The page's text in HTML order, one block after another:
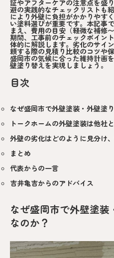
証やアフターケアの注意点を盛
避の実践的なチェックリストも
により外壁に負担がかかりやす
い塗料選びが重要です。本記事
まえ、費用の目安（軽微な補修
期間、工事前のチェックポイン
体的に解説します。劣化のサイ
頼する際の見積り比較のコツや
盛岡市の気候に合った維持計画
壁塗り替えを実現しましょう。
目次
なぜ盛岡市で外壁塗装・外壁塗
トークホームの外壁塗装は他社
外壁の劣化はどのように見分け
まとめ
代表からの一言
吉井亀吉からのアドバイス
なぜ盛岡市で外壁塗
なのか？